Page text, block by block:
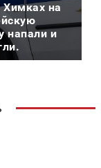
на
напали и